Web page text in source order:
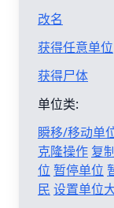
改名
获得任意单位
获得尸体
单位类:
瞬移/移动单
克隆操作 复
位 暂停单位
民 设置单位